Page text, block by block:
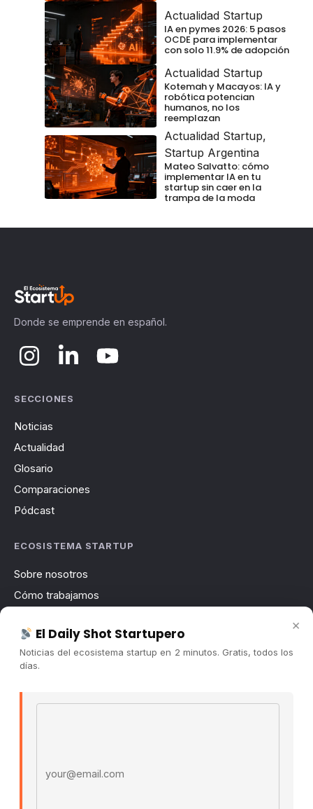
Actualidad Startup
IA en pymes 2026: 5 pasos
OCDE para implementar
con solo 11.9% de adopción
Actualidad Startup
Kotemah y Macayos: IA y
robótica potencian
humanos, no los
reemplazan
Actualidad Startup,
Startup Argentina
Mateo Salvatto: cómo
implementar IA en tu
startup sin caer en la
trampa de la moda
Donde se emprende en español.
SECCIONES
Noticias
Actualidad
Glosario
Comparaciones
Pódcast
ECOSISTEMA STARTUP
Sobre nosotros
Cómo trabajamos
Contacto
Publicidad
×
El Daily Shot Startupero
Noticias del ecosistema startup en 2 minutos. Gratis, todos los
días.